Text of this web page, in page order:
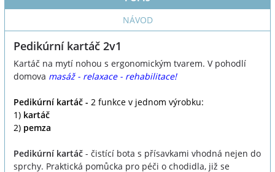
NÁVOD
Pedikúrní kartáč 2v1
Kartáč na mytí nohou s ergonomickým tvarem. V pohodlí
domova masáž - relaxace - rehabilitace!
Pedikúrní kartáč - 2 funkce v jednom výrobku:
1) kartáč
2) pemza
Pedikúrní kartáč - čistící bota s přísavkami vhodná nejen do
sprchy. Praktická pomůcka pro péči o chodidla, již se